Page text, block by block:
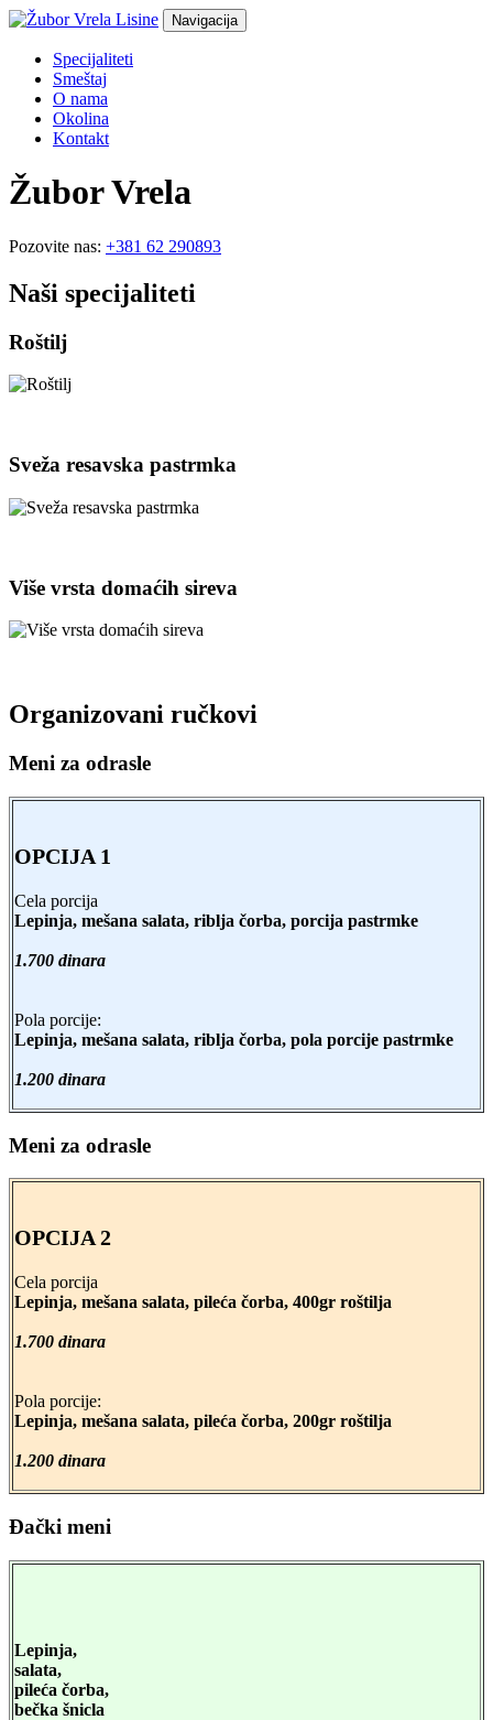
Navigacija
Specijaliteti
Smeštaj
O nama
Okolina
Kontakt
Žubor Vrela
Pozovite nas: +381 62 290893
Naši specijaliteti
Roštilj
Sveža resavska pastrmka
Više vrsta domaćih sireva
Organizovani ručkovi
Meni za odrasle
OPCIJA 1
Cela porcija
Lepinja, mešana salata, riblja čorba, porcija pastrmke
1.700 dinara
Pola porcije:
Lepinja, mešana salata, riblja čorba, pola porcije pastrmke
1.200 dinara
Meni za odrasle
OPCIJA 2
Cela porcija
Lepinja, mešana salata, pileća čorba, 400gr roštilja
1.700 dinara
Pola porcije:
Lepinja, mešana salata, pileća čorba, 200gr roštilja
1.200 dinara
Đački meni
Lepinja,
salata,
pileća čorba,
bečka šnicla